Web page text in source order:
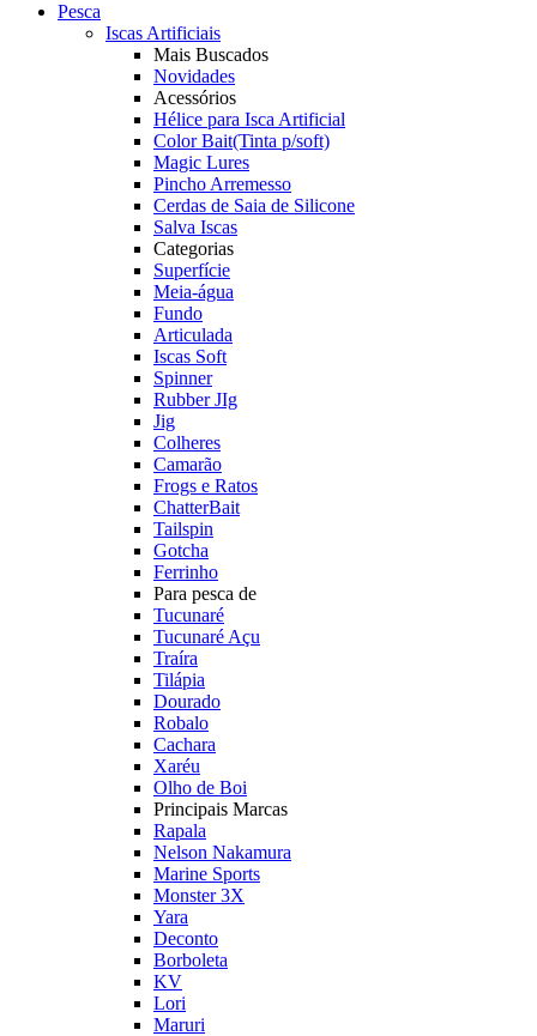
Pesca
Iscas Artificiais
Mais Buscados
Novidades
Acessórios
Hélice para Isca Artificial
Color Bait(Tinta p/soft)
Magic Lures
Pincho Arremesso
Cerdas de Saia de Silicone
Salva Iscas
Categorias
Superfície
Meia-água
Fundo
Articulada
Iscas Soft
Spinner
Rubber JIg
Jig
Colheres
Camarão
Frogs e Ratos
ChatterBait
Tailspin
Gotcha
Ferrinho
Para pesca de
Tucunaré
Tucunaré Açu
Traíra
Tilápia
Dourado
Robalo
Cachara
Xaréu
Olho de Boi
Principais Marcas
Rapala
Nelson Nakamura
Marine Sports
Monster 3X
Yara
Deconto
Borboleta
KV
Lori
Maruri